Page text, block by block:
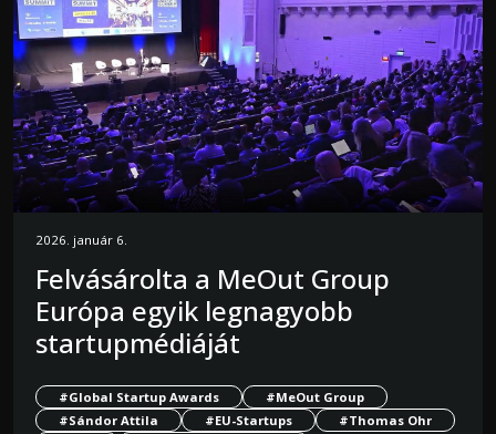
2026. január 6.
Felvásárolta a MeOut Group
Európa egyik legnagyobb
startupmédiáját
#Global Startup Awards
#MeOut Group
#Sándor Attila
#EU-Startups
#Thomas Ohr